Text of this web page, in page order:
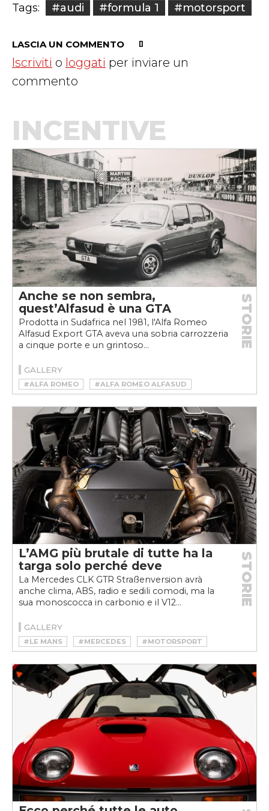
Tags: #audi #formula 1 #motorsport
LASCIA UN COMMENTO
Iscriviti o loggati per inviare un
commento
INCENTIVE
Anche se non sembra,
quest’Alfasud è una GTA
Prodotta in Sudafrica nel 1981, l'Alfa Romeo
Alfasud Export GTA aveva una sobria carrozzeria
a cinque porte e un grintoso...
STORIE
GALLERY
#ALFA ROMEO
#ALFA ROMEO ALFASUD
#ALFA ROMEO ALFASUD GTA
L’AMG più brutale di tutte ha la
targa solo perché deve
La Mercedes CLK GTR Straßenversion avrà
anche clima, ABS, radio e sedili comodi, ma la
sua monoscocca in carbonio e il V12...
STORIE
GALLERY
#LE MANS #MERCEDES #MOTORSPORT